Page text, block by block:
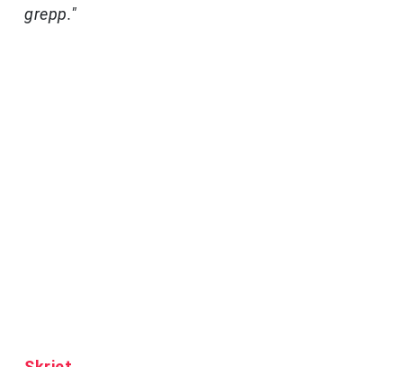
grepp."